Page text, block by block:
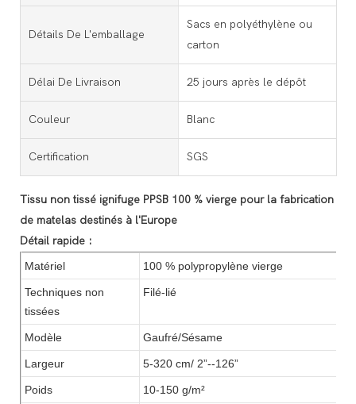
Détails De L'emballage
Sacs en polyéthylène ou
carton
Délai De Livraison 25 jours après le dépôt
Couleur Blanc
Certification SGS
Tissu non tissé ignifuge PPSB 100 % vierge pour la fabrication
de matelas destinés à l'Europe
Détail rapide :
Matériel 100 % polypropylène vierge
Techniques non
tissées
Filé-lié
Modèle Gaufré/Sésame
Largeur 5-320 cm/ 2”--126”
Poids 10-150 g/m²